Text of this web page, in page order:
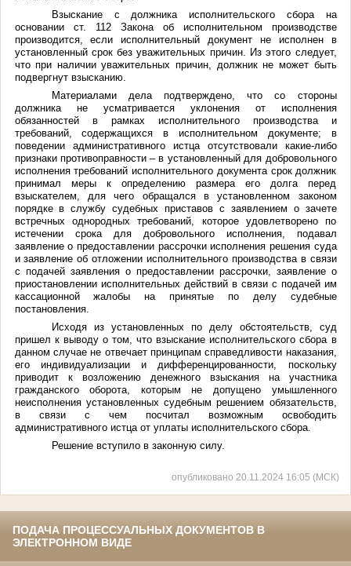
Взыскание с должника исполнительского сбора на
основании ст. 112 Закона об исполнительном производстве
производится, если исполнительный документ не исполнен в
установленный срок без уважительных причин. Из этого следует,
что при наличии уважительных причин, должник не может быть
подвергнут взысканию.
Материалами дела подтверждено, что со стороны
должника не усматривается уклонения от исполнения
обязанностей в рамках исполнительного производства и
требований, содержащихся в исполнительном документе; в
поведении административного истца отсутствовали какие-либо
признаки противоправности – в установленный для добровольного
исполнения требований исполнительного документа срок должник
принимал меры к определению размера его долга перед
взыскателем, для чего обращался в установленном законом
порядке в службу судебных приставов с заявлением о зачете
встречных однородных требований, которое удовлетворено по
истечении срока для добровольного исполнения, подавал
заявление о предоставлении рассрочки исполнения решения суда
и заявление об отложении исполнительного производства в связи
с подачей заявления о предоставлении рассрочки, заявление о
приостановлении исполнительных действий в связи с подачей им
кассационной жалобы на принятые по делу судебные
постановления.
Исходя из установленных по делу обстоятельств, суд
пришел к выводу о том, что взыскание исполнительского сбора в
данном случае не отвечает принципам справедливости наказания,
его индивидуализации и дифференцированности, поскольку
приводит к возложению денежного взыскания на участника
гражданского оборота, которым не допущено умышленного
неисполнения установленных судебным решением обязательств,
в связи с чем посчитал возможным освободить
административного истца от уплаты исполнительского сбора.
Решение вступило в законную силу.
опубликовано 20.11.2024 16:05 (МСК)
ПОДАЧА ПРОЦЕССУАЛЬНЫХ ДОКУМЕНТОВ В
ЭЛЕКТРОННОМ ВИДЕ